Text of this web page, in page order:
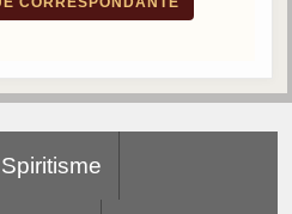
Spiritisme